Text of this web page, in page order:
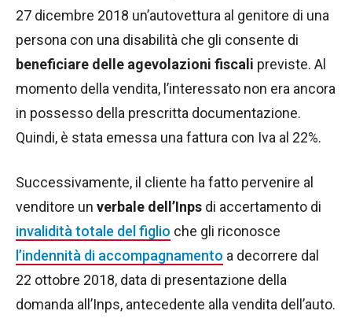
27 dicembre 2018 un’autovettura al genitore di una
persona con una disabilità che gli consente di
beneficiare delle agevolazioni fiscali previste. Al
momento della vendita, l’interessato non era ancora
in possesso della prescritta documentazione.
Quindi, è stata emessa una fattura con Iva al 22%.
Successivamente, il cliente ha fatto pervenire al
venditore un verbale dell’Inps di accertamento di
invalidità totale del figlio che gli riconosce
l’indennità di accompagnamento a decorrere dal
22 ottobre 2018, data di presentazione della
domanda all’Inps, antecedente alla vendita dell’auto.